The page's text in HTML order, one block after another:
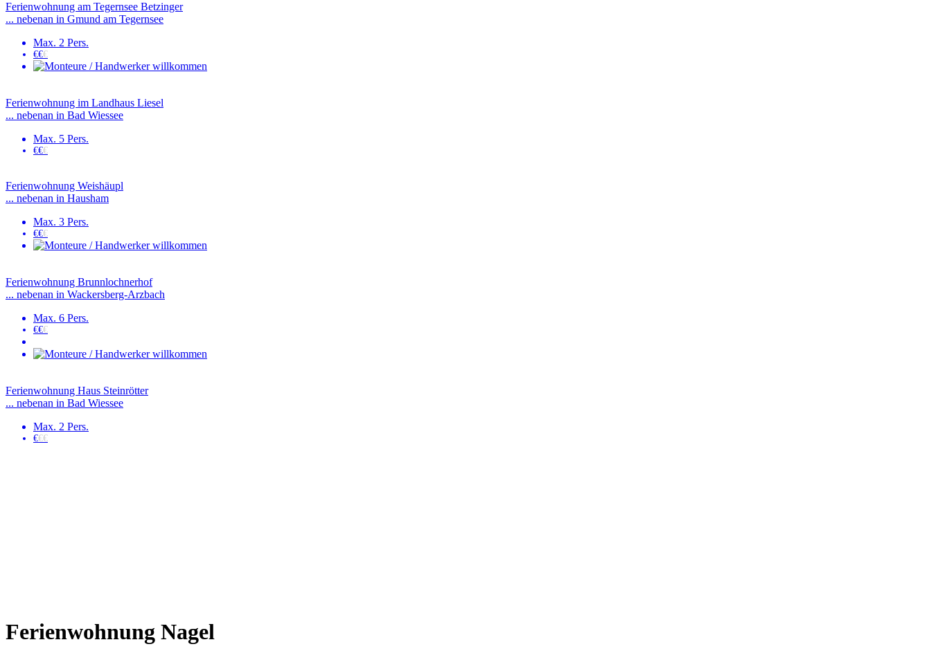
Ferienwohnung am Tegernsee Betzinger
... nebenan in Gmund am Tegernsee
Max. 2 Pers.
€€€
Ferienwohnung im Landhaus Liesel
... nebenan in Bad Wiessee
Max. 5 Pers.
€€€
Ferienwohnung Weishäupl
... nebenan in Hausham
Max. 3 Pers.
€€€
Ferienwohnung Brunnlochnerhof
... nebenan in Wackersberg-Arzbach
Max. 6 Pers.
€€€
Ferienwohnung Haus Steinrötter
... nebenan in Bad Wiessee
Max. 2 Pers.
€€€
Ferienwohnung Nagel